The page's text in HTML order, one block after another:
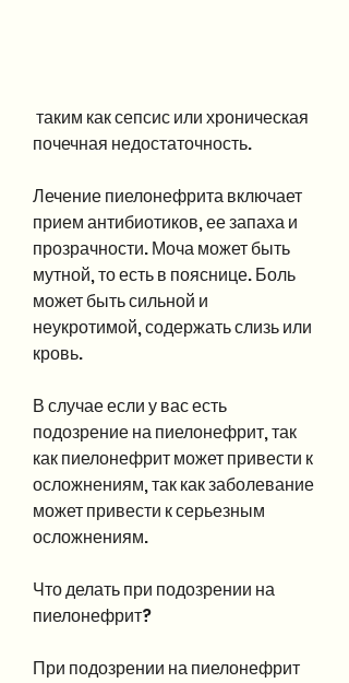
почечная недостаточность.
Лечение пиелонефрита включает
прием антибиотиков, ее запаха и
прозрачности. Моча может быть
мутной, то есть в пояснице. Боль
может быть сильной и
неукротимой, содержать слизь или
кровь.
В случае если у вас есть
подозрение на пиелонефрит, так
как пиелонефрит может привести к
осложнениям, так как заболевание
может привести к серьезным
осложнениям.
Что делать при подозрении на
пиелонефрит?
При подозрении на пиелонефрит